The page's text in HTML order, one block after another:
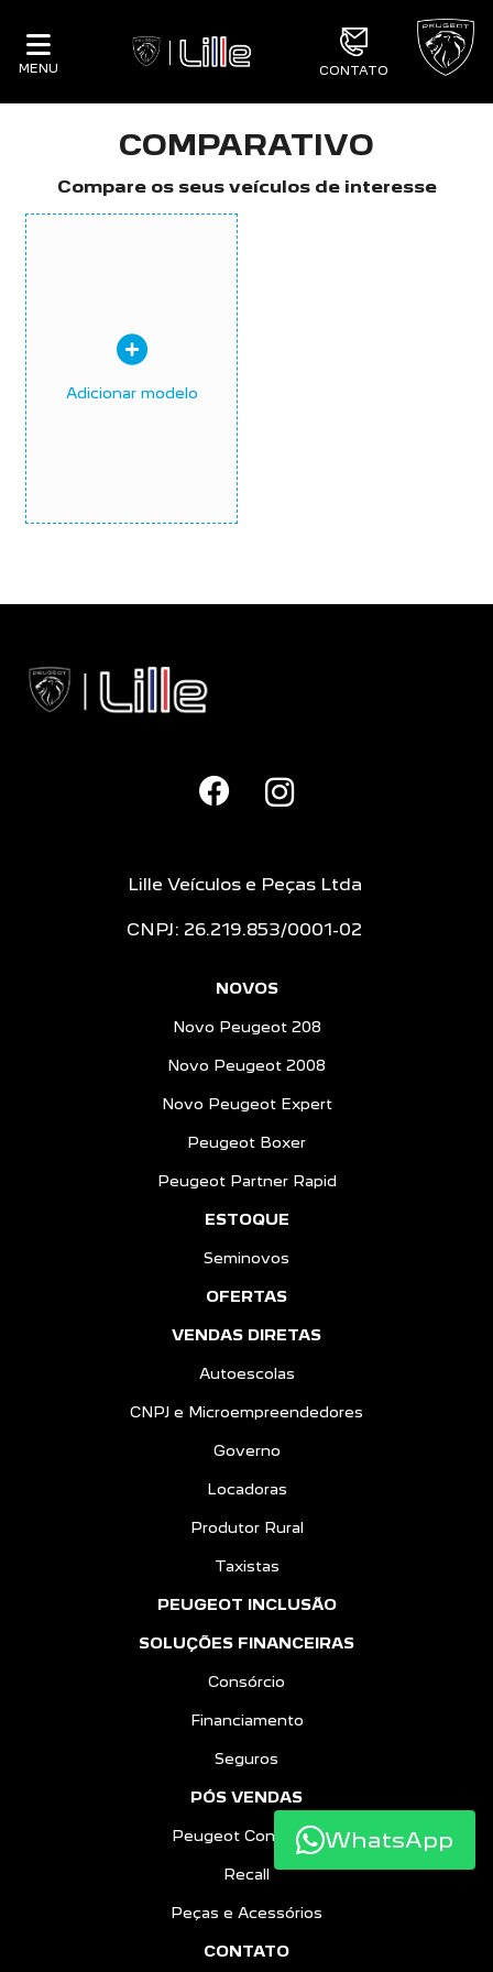
MENU CONTATO
COMPARATIVO
Compare os seus veículos de interesse
Adicionar modelo
Lille Veículos e Peças Ltda
CNPJ: 26.219.853/0001-02
NOVOS
Novo Peugeot 208
Novo Peugeot 2008
Novo Peugeot Expert
Peugeot Boxer
Peugeot Partner Rapid
ESTOQUE
Seminovos
OFERTAS
VENDAS DIRETAS
Autoescolas
CNPJ e Microempreendedores
Governo
Locadoras
Produtor Rural
Taxistas
PEUGEOT INCLUSÃO
SOLUÇÕES FINANCEIRAS
Consórcio
Financiamento
Seguros
PÓS VENDAS
Peugeot Confiance
Recall
Peças e Acessórios
CONTATO
WhatsApp